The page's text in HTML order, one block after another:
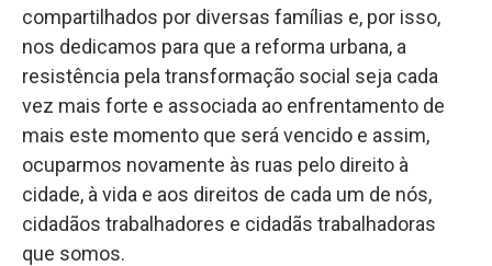
compartilhados por diversas famílias e, por isso,
nos dedicamos para que a reforma urbana, a
resistência pela transformação social seja cada
vez mais forte e associada ao enfrentamento de
mais este momento que será vencido e assim,
ocuparmos novamente às ruas pelo direito à
cidade, à vida e aos direitos de cada um de nós,
cidadãos trabalhadores e cidadãs trabalhadoras
que somos.